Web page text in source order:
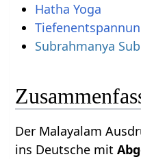
Hatha Yoga
Subrahmanya
Der Malayalam
ins Deutsche mit